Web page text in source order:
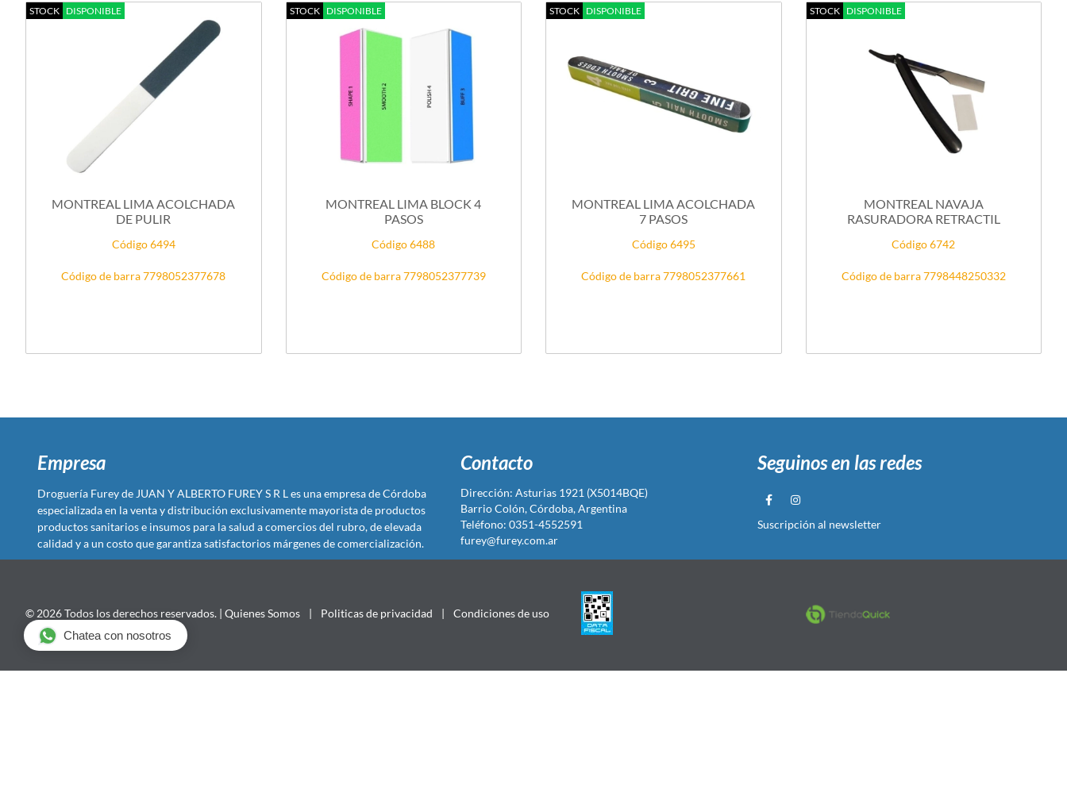
STOCK DISPONIBLE
MONTREAL LIMA ACOLCHADA
DE PULIR
Código 6494
Código de barra 7798052377678
STOCK DISPONIBLE
MONTREAL LIMA BLOCK 4
PASOS
Código 6488
Código de barra 7798052377739
STOCK DISPONIBLE
MONTREAL LIMA ACOLCHADA
7 PASOS
Código 6495
Código de barra 7798052377661
STOCK DISPONIBLE
MONTREAL NAVAJA
RASURADORA RETRACTIL
Código 6742
Código de barra 7798448250332
Empresa
Droguería Furey de JUAN Y ALBERTO FUREY S R L es una empresa de Córdoba
especializada en la venta y distribución exclusivamente mayorista de productos
productos sanitarios e insumos para la salud a comercios del rubro, de elevada
calidad y a un costo que garantiza satisfactorios márgenes de comercialización.
Contacto
Dirección: Asturias 1921 (X5014BQE)
Barrio Colón, Córdoba, Argentina
Teléfono: 0351-4552591
furey@furey.com.ar
Seguinos en las redes
Suscripción al newsletter
© 2026 Todos los derechos reservados. | Quienes Somos | Politicas de privacidad |
Condiciones de uso
Chatea con nosotros